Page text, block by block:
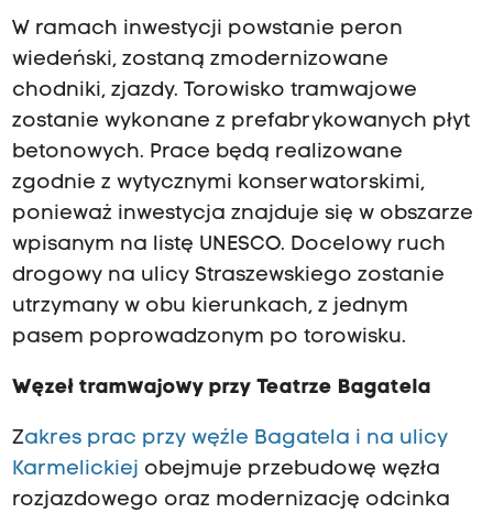
W ramach inwestycji powstanie peron
wiedeński, zostaną zmodernizowane
chodniki, zjazdy. Torowisko tramwajowe
zostanie wykonane z prefabrykowanych płyt
betonowych. Prace będą realizowane
zgodnie z wytycznymi konserwatorskimi,
ponieważ inwestycja znajduje się w obszarze
wpisanym na listę UNESCO. Docelowy ruch
drogowy na ulicy Straszewskiego zostanie
utrzymany w obu kierunkach, z jednym
pasem poprowadzonym po torowisku.
Węzeł tramwajowy przy Teatrze Bagatela
Zakres prac przy węźle Bagatela i na ulicy
Karmelickiej obejmuje przebudowę węzła
rozjazdowego oraz modernizację odcinka